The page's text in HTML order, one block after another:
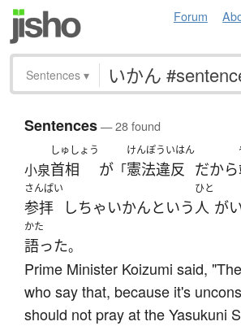
Forum
Sentences ▾
Sentences— 28 found
小泉
しゅしょう
首相 が 「
けんぽういはん
憲法違反 だから
さんぱい
参拝 しちゃいかんという
ひと
人 が
かた
語った。
Prime Minister Koizumi said,
who say that, because it's
should not pray at the Yasukuni